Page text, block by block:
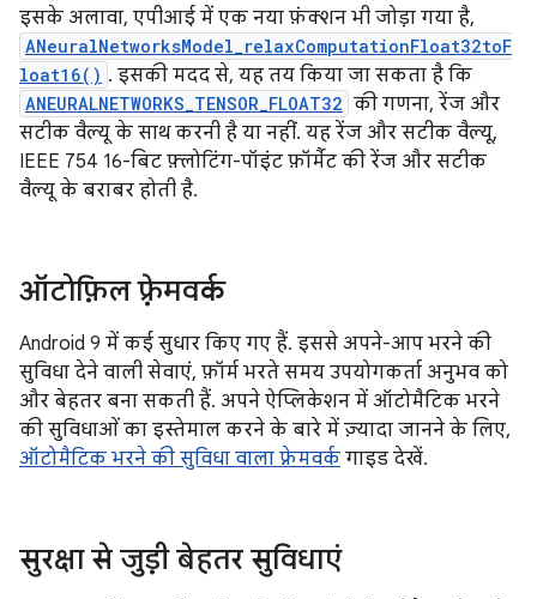
इसके अलावा, एपीआई में एक नया फ़ंक्शन भी जोड़ा गया है,
ANeuralNetworksModel_relaxComputationFloat32toF
loat16() . इसकी मदद से, यह तय किया जा सकता है कि
ANEURALNETWORKS_TENSOR_FLOAT32 की गणना, रेंज और
सटीक वैल्यू के साथ करनी है या नहीं. यह रेंज और सटीक वैल्यू,
IEEE 754 16-बिट फ़्लोटिंग-पॉइंट फ़ॉर्मैट की रेंज और सटीक
वैल्यू के बराबर होती है.
ऑटोफ़िल फ़्रेमवर्क
Android 9 में कई सुधार किए गए हैं. इससे अपने-आप भरने की
सुविधा देने वाली सेवाएं, फ़ॉर्म भरते समय उपयोगकर्ता अनुभव को
और बेहतर बना सकती हैं. अपने ऐप्लिकेशन में ऑटोमैटिक भरने
की सुविधाओं का इस्तेमाल करने के बारे में ज़्यादा जानने के लिए,
ऑटोमैटिक भरने की सुविधा वाला फ़्रेमवर्क गाइड देखें.
सुरक्षा से जुड़ी बेहतर सुविधाएं